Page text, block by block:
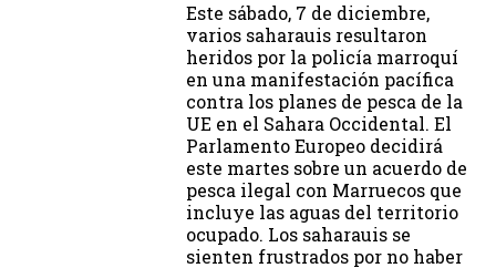
Este sábado, 7 de diciembre,
varios saharauis resultaron
heridos por la policía marroquí
en una manifestación pacífica
contra los planes de pesca de la
UE en el Sahara Occidental. El
Parlamento Europeo decidirá
este martes sobre un acuerdo de
pesca ilegal con Marruecos que
incluye las aguas del territorio
ocupado. Los saharauis se
sienten frustrados por no haber